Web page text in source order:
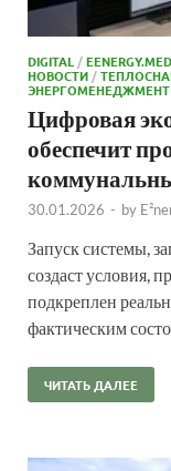
DIGITAL /
НОВОСТИ /
ЭНЕРГОМЕНЕДЖМЕНТ
Цифровая
обеспечит
30.01.2026 - by
Запуск системы,
создаст условия,
подкреплен
фактическим
ЧИТАТЬ ДАЛЕЕ